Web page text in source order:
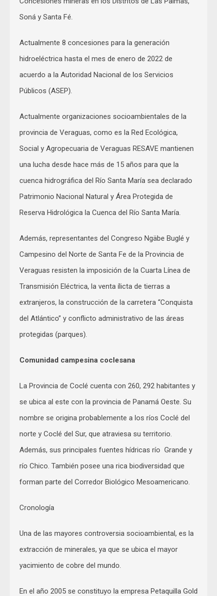
Soná y Santa Fé.
Actualmente 8 concesiones para la generación
hidroeléctrica hasta el mes de enero de 2022 de
acuerdo a la Autoridad Nacional de los Servicios
Públicos (ASEP).
Actualmente organizaciones socioambientales de la
provincia de Veraguas, como es la Red Ecológica,
Social y Agropecuaria de Veraguas RESAVE mantienen
una lucha desde hace más de 15 años para que la
cuenca hidrográfica del Río Santa María sea declarado
Patrimonio Nacional Natural y Área Protegida de
Reserva Hidrológica la Cuenca del Río Santa María.
Además, representantes del Congreso Ngäbe Buglé y
Campesino del Norte de Santa Fe de la Provincia de
Veraguas resisten la imposición de la Cuarta Línea de
Transmisión Eléctrica, la venta ílicta de tierras a
extranjeros, la construcción de la carretera “Conquista
del Atlántico” y conflicto administrativo de las áreas
protegidas (parques).
Comunidad campesina coclesana
La Provincia de Coclé cuenta con 260, 292 habitantes y
se ubica al este con la provincia de Panamá Oeste. Su
nombre se origina probablemente a los ríos Coclé del
norte y Coclé del Sur, que atraviesa su territorio.
Además, sus principales fuentes hídricas río Grande y
río Chico. También posee una rica biodiversidad que
forman parte del Corredor Biológico Mesoamericano.
Cronología
Una de las mayores controversia socioambiental, es la
extracción de minerales, ya que se ubica el mayor
yacimiento de cobre del mundo.
En el año 2005 se constituyo la empresa Petaquilla Gold